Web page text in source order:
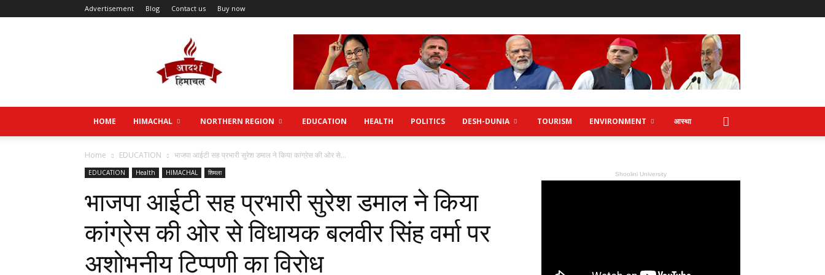
Advertisement Blog Contact us Buy now
HOME HIMACHAL NORTHERN REGION EDUCATION HEALTH POLITICS DESH-DUNIA TOURISM ENVIRONMENT आस्था
Home EDUCATION भाजपा आईटी सह प्रभारी सुरेश डमाल ने किया कांग्रेस की ओर से...
EDUCATION Health HIMACHAL शिमला
भाजपा आईटी सह प्रभारी सुरेश डमाल ने किया
कांग्रेस की ओर से विधायक बलवीर सिंह वर्मा पर
अशोभनीय टिप्पणी का विरोध
Shoolini University